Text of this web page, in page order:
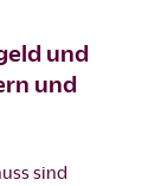
und
und
sind